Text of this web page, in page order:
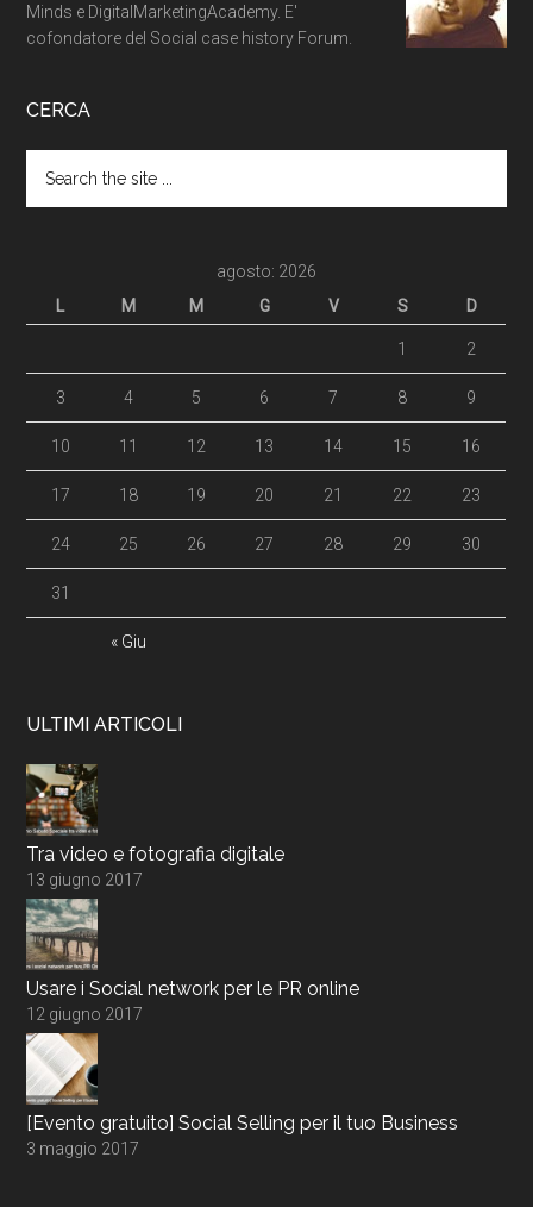
Minds e DigitalMarketingAcademy. E'
cofondatore del Social case history Forum.
CERCA
agosto: 2026
L
M M G V S D
« Giu
1 2
3 4 5 6 7 8 9
10 11 12 13 14 15 16
17 18 19 20 21 22 23
24 25 26 27 28 29 30
31
ULTIMI ARTICOLI
Tra video e fotografia digitale
13 giugno 2017
Usare i Social network per le PR online
12 giugno 2017
[Evento gratuito] Social Selling per il tuo Business
3 maggio 2017